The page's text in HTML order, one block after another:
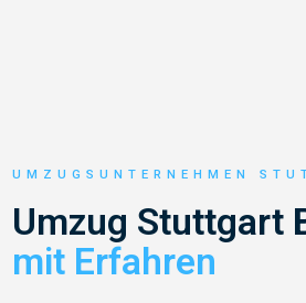
UMZUGSUNTERNEHMEN
Umzug Stuttgart
mit Erfahren